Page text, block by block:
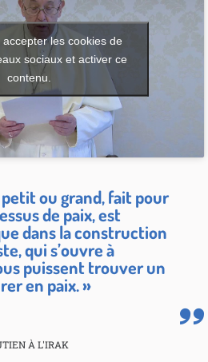
les cookies de
sociaux et activer ce
contenu.
ou grand, fait pour
de paix, est
dans la construction
qui s’ouvre à
puissent trouver un
en paix. »
À L'IRAK